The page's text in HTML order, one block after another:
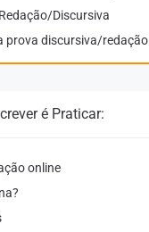
Discursiva
prova discursiva/redação
é Praticar:
online